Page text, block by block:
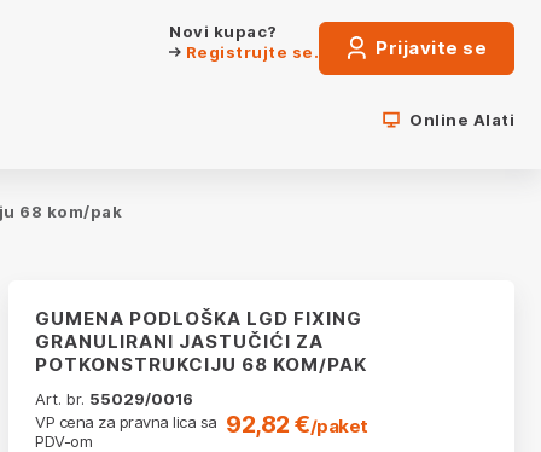
Novi kupac?
Registrujte se.
Prijavite se
Online Alati
68 kom/pak
GUMENA PODLOŠKA LGD FIXING
GRANULIRANI JASTUČIĆI ZA
POTKONSTRUKCIJU 68 KOM/PAK
Art. br. 55029/0016
VP cena za pravna lica sa
PDV-om
92,82 €/paket